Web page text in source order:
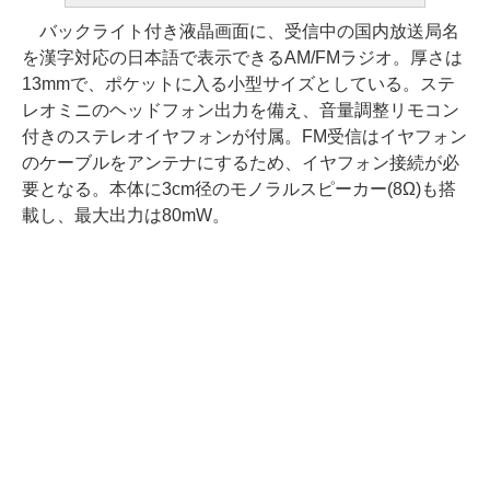
バックライト付き液晶画面に、受信中の国内放送局名
を漢字対応の日本語で表示できるAM/FMラジオ。厚さは
13mmで、ポケットに入る小型サイズとしている。ステ
レオミニのヘッドフォン出力を備え、音量調整リモコン
付きのステレオイヤフォンが付属。FM受信はイヤフォン
のケーブルをアンテナにするため、イヤフォン接続が必
要となる。本体に3cm径のモノラルスピーカー(8Ω)も搭
載し、最大出力は80mW。